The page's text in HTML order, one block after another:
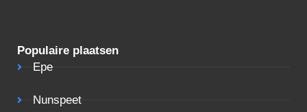
Populaire plaatsen
Epe
Nunspeet